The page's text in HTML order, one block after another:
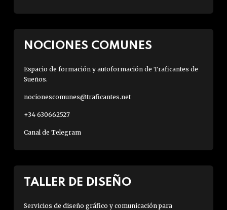
NOCIONES COMUNES
Espacio de formación y autoformación de Traficantes de
Sueños.
nocionescomunes@traficantes.net
+34 630662527
Canal de Telegram
TALLER DE DISEÑO
Servicios de diseño gráfico y comunicación para